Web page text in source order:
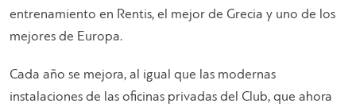
entrenamiento en Rentis, el mejor de Grecia y uno de los
mejores de Europa.
Cada año se mejora, al igual que las modernas
instalaciones de las oficinas privadas del Club, que ahora